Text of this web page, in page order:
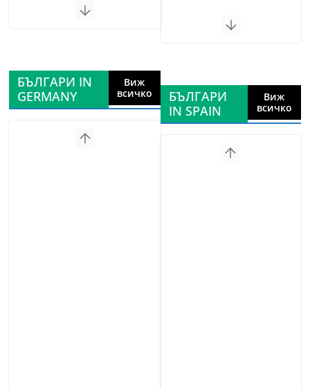
БЪЛГАРИ IN
GERMANY
Виж
всичко
БЪЛГАРИ
IN SPAIN
Виж
всичко